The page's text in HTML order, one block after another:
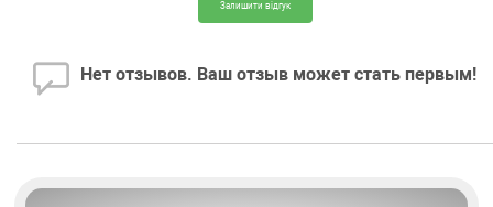
Залишити відгук
Нет отзывов. Ваш отзыв может стать первым!